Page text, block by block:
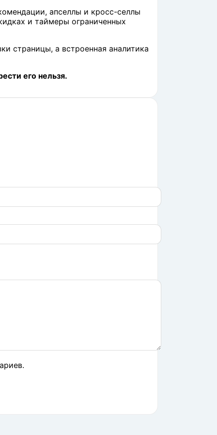
апселлы и кросс-селлы
и таймеры ограниченных
страницы, а встроенная аналитика
его нельзя.